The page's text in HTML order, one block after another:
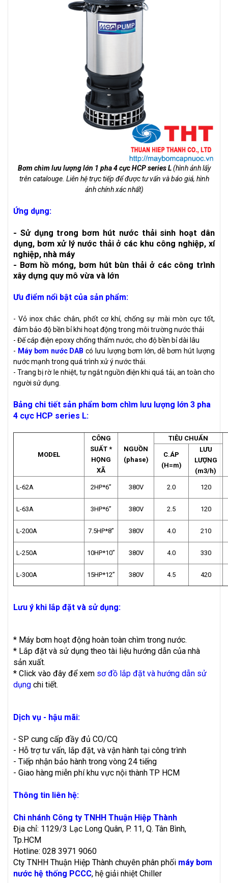
Bơm chìm lưu lượng lớn 1 pha 4 cực HCP series L(hình ảnh lấy
trên catalouge. Liên hệ trực tiếp để được tư vấn và báo giá, hình
ảnh chính xác nhất)
Ứng dụng:
- Sử dụng trong bơm hút nước thải sinh hoạt dân
dụng, bơm xử lý nước thải ở các khu công nghiệp, xí
nghiệp, nhà máy
- Bơm hồ móng, bơm hút bùn thải ở các công trình
xây dựng quy mô vừa và lớn
Ưu điểm nổi bật của sản phẩm:
- Vỏ inox chắc chắn, phốt cơ khí, chống sự mài mòn cực tốt,
đảm bảo độ bền bỉ khi hoạt động trong môi trường nước thải
- Đế cáp điện epoxy chống thấm nước, cho độ bền bỉ dài lâu
- Máy bơm nước DAB có lưu lượng bơm lớn, dễ bơm hút lượng
nước mạnh trong quá trình xử ý nước thải.
- Trang bị rờ le nhiệt, tự ngắt nguồn điện khi quá tải, an toàn cho
người sử dụng.
Bảng chi tiết sản phẩm bơm chìm lưu lượng lớn 3 pha
4 cực HCP series L:
MODEL
CÔNG
SUẤT *
HỌNG
XÃ
NGUỒN
(phase)
TIÊU CHUẨN
C.ÁP
(H=m)
LƯU
LƯỢNG
(m3/h)
L-62A 2HP*6” 380V 2.0 120
L-63A 3HP*6” 380V 2.5 120
L-200A 7.5HP*8” 380V 4.0 210
L-250A 10HP*10” 380V 4.0 330
L-300A 15HP*12” 380V 4.5 420
Lưu ý khi lắp đặt và sử dụng:
* Máy bơm hoạt động hoàn toàn chìm trong nước.
* Lắp đặt và sử dụng theo tài liệu hướng dẫn của nhà
sản xuất.
* Click vào đây để xem sơ đồ lắp đặt và hướng dẫn sử
dụng chi tiết.
Dịch vụ - hậu mãi:
- SP cung cấp đầy đủ CO/CQ
- Hỗ trợ tư vấn, lắp đặt, và vận hành tại công trình
- Tiếp nhận bảo hành trong vòng 24 tiếng
- Giao hàng miễn phí khu vực nội thành TP HCM
Thông tin liên hệ:
Chi nhánh Công ty TNHH Thuận Hiệp Thành
Địa chỉ: 1129/3 Lạc Long Quân, P. 11, Q. Tân Bình,
Tp.HCM
Hotline: 028 3971 9060
Cty TNHH Thuận Hiệp Thành chuyên phân phối máy bơm
nước hệ thống PCCC, hệ giải nhiệt Chiller